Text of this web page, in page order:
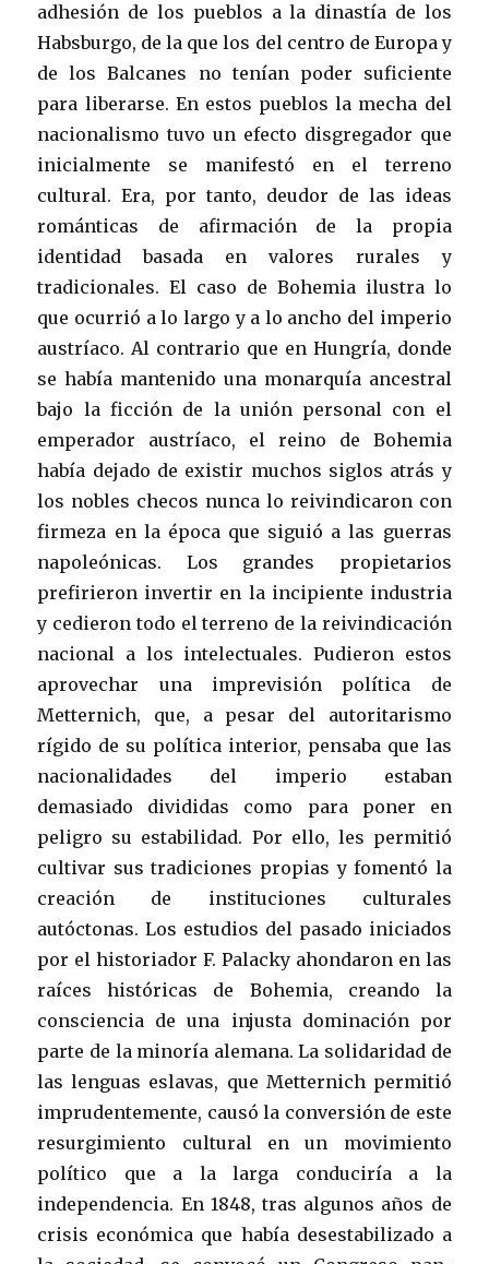
adhesión de los pueblos a la dinastía de los
Habsburgo, de la que los del centro de Europa y
de los Balcanes no tenían poder suficiente
para liberarse. En estos pueblos la mecha del
nacionalismo tuvo un efecto disgregador que
inicialmente se manifestó en el terreno
cultural. Era, por tanto, deudor de las ideas
románticas de afirmación de la propia
identidad basada en valores rurales y
tradicionales. El caso de Bohemia ilustra lo
que ocurrió a lo largo y a lo ancho del imperio
austríaco. Al contrario que en Hungría, donde
se había mantenido una monarquía ancestral
bajo la ficción de la unión personal con el
emperador austríaco, el reino de Bohemia
había dejado de existir muchos siglos atrás y
los nobles checos nunca lo reivindicaron con
firmeza en la época que siguió a las guerras
napoleónicas. Los grandes propietarios
prefirieron invertir en la incipiente industria
y cedieron todo el terreno de la reivindicación
nacional a los intelectuales. Pudieron estos
aprovechar una imprevisión política de
Metternich, que, a pesar del autoritarismo
rígido de su política interior, pensaba que las
nacionalidades del imperio estaban
demasiado divididas como para poner en
peligro su estabilidad. Por ello, les permitió
cultivar sus tradiciones propias y fomentó la
creación de instituciones culturales
autóctonas. Los estudios del pasado iniciados
por el historiador F. Palacky ahondaron en las
raíces históricas de Bohemia, creando la
consciencia de una injusta dominación por
parte de la minoría alemana. La solidaridad de
las lenguas eslavas, que Metternich permitió
imprudentemente, causó la conversión de este
resurgimiento cultural en un movimiento
político que a la larga conduciría a la
independencia. En 1848, tras algunos años de
crisis económica que había desestabilizado a